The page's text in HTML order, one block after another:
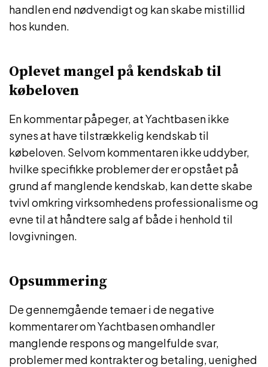
handlen end nødvendigt og kan skabe mistillid
hos kunden.
Oplevet mangel på kendskab til
købeloven
En kommentar påpeger, at Yachtbasen ikke
synes at have tilstrækkelig kendskab til
købeloven. Selvom kommentaren ikke uddyber,
hvilke specifikke problemer der er opstået på
grund af manglende kendskab, kan dette skabe
tvivl omkring virksomhedens professionalisme og
evne til at håndtere salg af både i henhold til
lovgivningen.
Opsummering
De gennemgående temaer i de negative
kommentarer om Yachtbasen omhandler
manglende respons og mangelfulde svar,
problemer med kontrakter og betaling, uenighed